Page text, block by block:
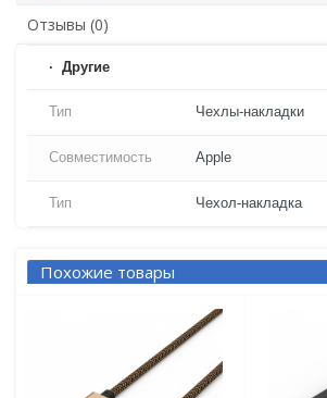
Отзывы (0)
Другие
Тип Чехлы-накладки
Совместимость Apple
Тип Чехол-накладка
Похожие товары